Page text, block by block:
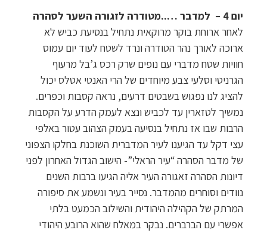
יום 4
– למדבר …..מטודרה לזגורה השער לסהרה
לאחר ארוחת בוקר מרוקאית נתחיל בנסיעת כביש לא
ארוכה לאורך נהר הטודרה ונרד לשטח לעוד יום עמוס
חוויות שטח מדברי עם נופים שרק רכס ג’בל מרעוף
הגרניטי וסלעי צבע מיוחדים של הרי האנטי אטלס יכול
להציג לנו נפגוש בשבטים דרעים, נראה קסבות וכפרים.
נמשיך לטזארין עד לכביש ונצא לעמק הדרע על הקסבות
הרבות שבו אז נתחיל בנסיעה בעמק הצהוב עטור באלפי
עצי דקל עד הגיענו לעיר המדברית השוכנת בחלקו הצפוני
של מדבר הסהרה “עיר הראלי”- הישוב הגדול האחרון לפני
דיונות הסהרה זאגורה העיר אליה הגיעו ברבות השנים
נוודים וסוחרים מהמדבר. נסייר בעיר ונשמע את סיפורה
המרתק של הקהילה היהודית והשילוב הכמעט בלתי
אפשרי עם הברברים. נבקר במאלח שהוא הרובע היהודי